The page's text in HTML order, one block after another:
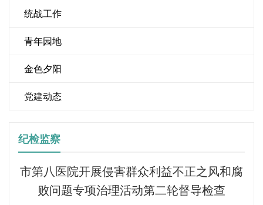
统战工作
青年园地
金色夕阳
党建动态
纪检监察
市第八医院开展侵害群众利益不正之风和腐
败问题专项治理活动第二轮督导检查